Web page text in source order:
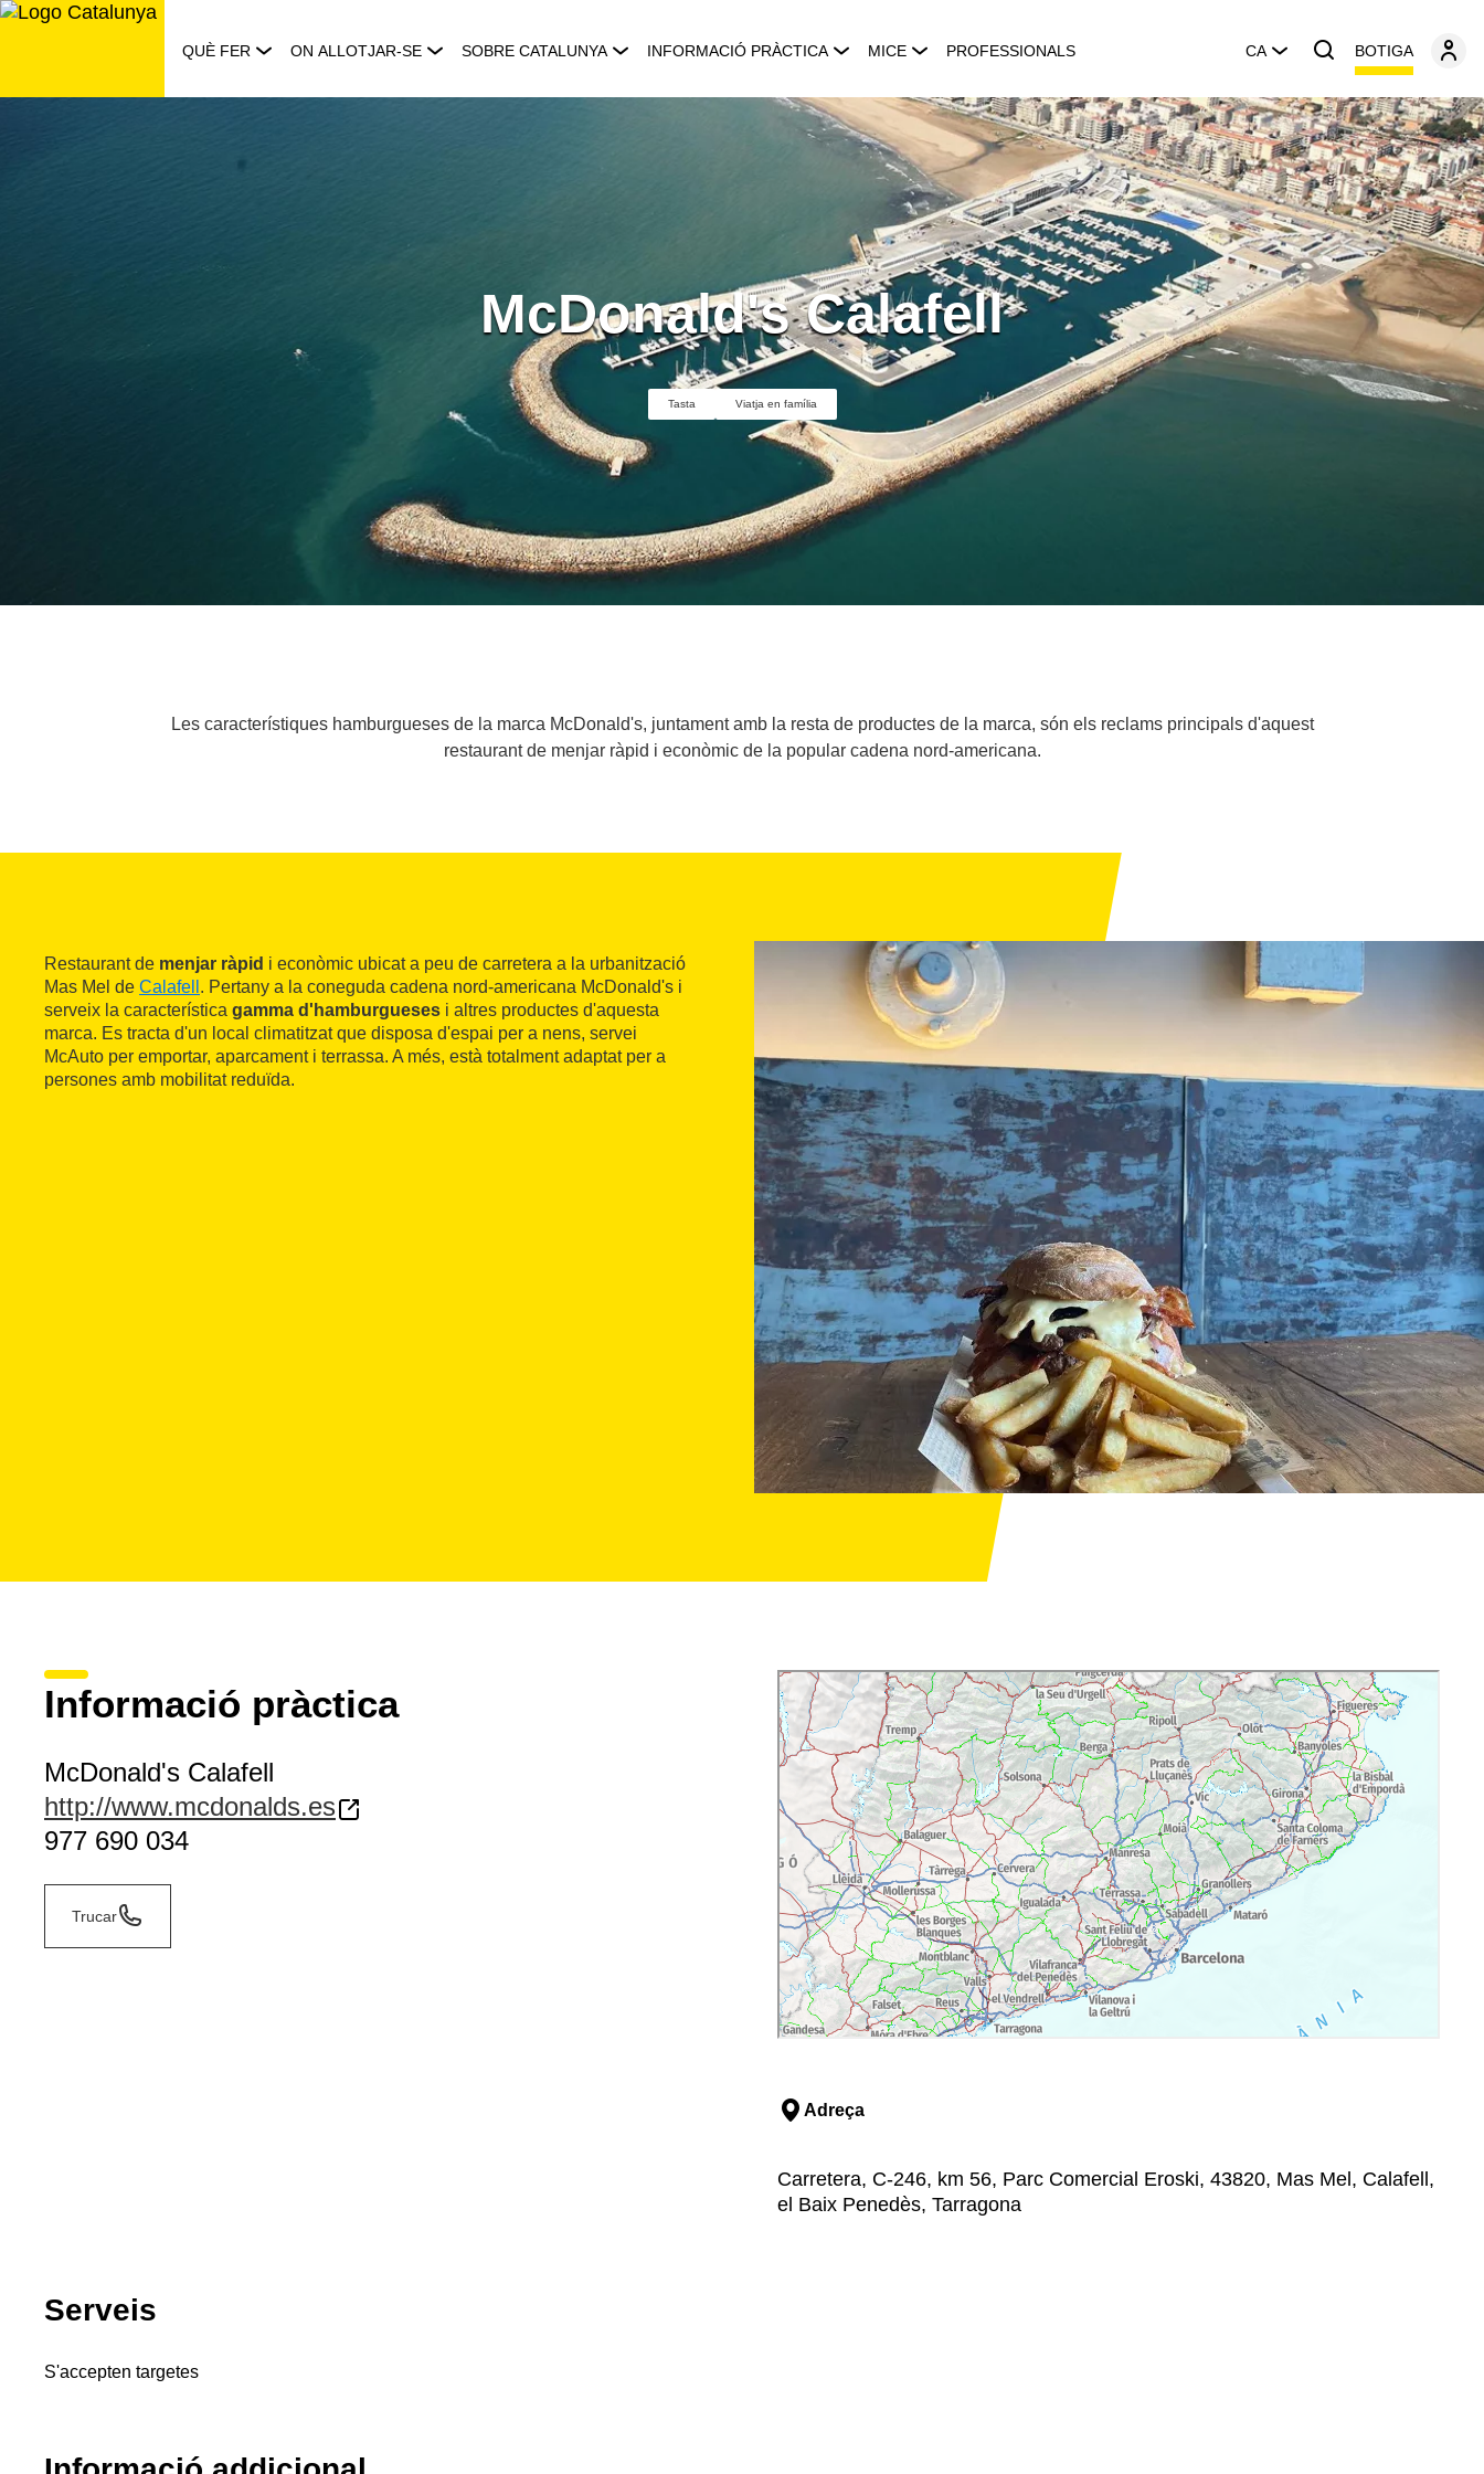
Saltar
QUÈ FER ON ALLOTJAR-SE SOBRE CATALUNYA INFORMACIÓ PRÀCTICA MICE PROFESSIONALS CA BOTIGA
McDonald's Calafell
Tasta Viatja en família
Les característiques hamburgueses de la marca McDonald's, juntament amb la resta de productes de la marca, són els reclams principals d'aquest
restaurant de menjar ràpid i econòmic de la popular cadena nord-americana.
Restaurant de menjar ràpid i econòmic ubicat a peu de carretera a la urbanització
Mas Mel de Calafell . Pertany a la coneguda cadena nord-americana McDonald's i
serveix la característica gamma d'hamburgueses i altres productes d'aquesta
marca. Es tracta d'un local climatitzat que disposa d'espai per a nens, servei
McAuto per emportar, aparcament i terrassa. A més, està totalment adaptat per a
persones amb mobilitat reduïda.
Informació pràctica
McDonald's Calafell
http://www.mcdonalds.es
977 690 034
Trucar
Adreça
Carretera, C-246, km 56, Parc Comercial Eroski, 43820, Mas Mel, Calafell,
el Baix Penedès, Tarragona
Serveis
S'accepten targetes